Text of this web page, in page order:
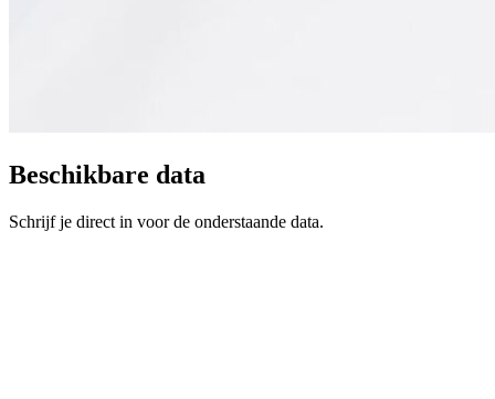
Beschikbare data
Schrijf je direct in voor de onderstaande data.